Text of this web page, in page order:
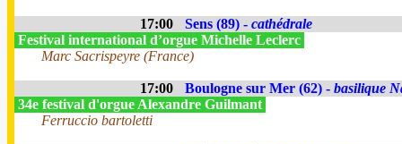
17:00 Sens (89) - cathédrale
Festival international d’orgue Michelle Leclerc
Marc Sacrispeyre (France)
17:00 Boulogne sur Mer (62) - basilique
34e festival d'orgue Alexandre Guilmant
Ferruccio bartoletti